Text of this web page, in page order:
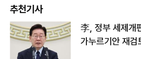
추천기사
李, 정부 세제개
가누르기안 재검